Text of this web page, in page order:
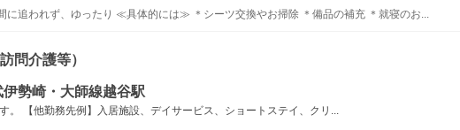
追われず、ゆったり ≪具体的には≫ ＊シーツ交換やお掃除 ＊備品の補充 ＊就寝のお...
問介護等）
勢崎・大師線越谷駅
。 【他勤務先例】入居施設、デイサービス、ショートステイ、クリ...